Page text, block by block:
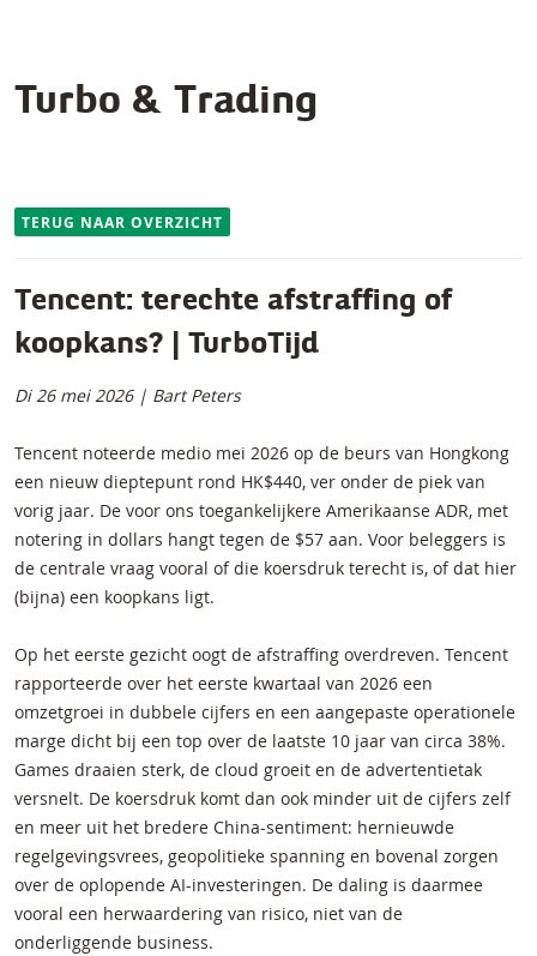
Turbo & Trading
TERUG NAAR OVERZICHT
Tencent: terechte afstraffing of
koopkans? | TurboTijd
Di 26 mei 2026 | Bart Peters
Tencent noteerde medio mei 2026 op de beurs van Hongkong
een nieuw dieptepunt rond HK$440, ver onder de piek van
vorig jaar. De voor ons toegankelijkere Amerikaanse ADR, met
notering in dollars hangt tegen de $57 aan. Voor beleggers is
de centrale vraag vooral of die koersdruk terecht is, of dat hier
(bijna) een koopkans ligt.
Op het eerste gezicht oogt de afstraffing overdreven. Tencent
rapporteerde over het eerste kwartaal van 2026 een
omzetgroei in dubbele cijfers en een aangepaste operationele
marge dicht bij een top over de laatste 10 jaar van circa 38%.
Games draaien sterk, de cloud groeit en de advertentietak
versnelt. De koersdruk komt dan ook minder uit de cijfers zelf
en meer uit het bredere China-sentiment: hernieuwde
regelgevingsvrees, geopolitieke spanning en bovenal zorgen
over de oplopende AI-investeringen. De daling is daarmee
vooral een herwaardering van risico, niet van de
onderliggende business.